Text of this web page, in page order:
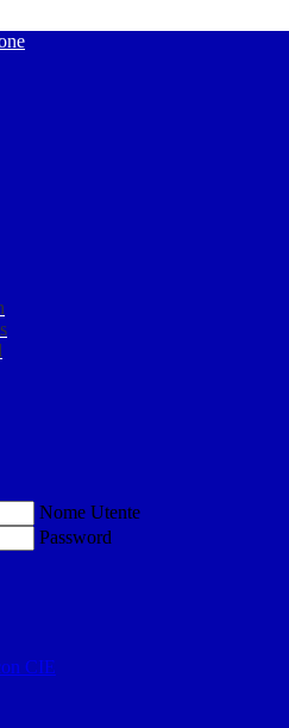
Nome Utente
Password
CIE